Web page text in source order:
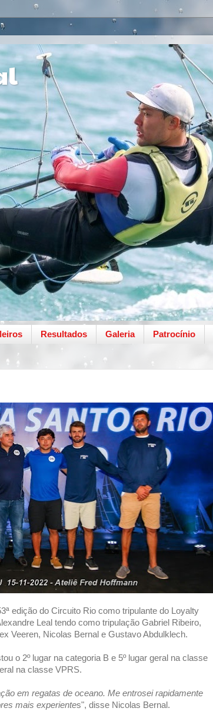
Resultados Galeria Patrocínio
edição do Circuito Rio como tripulante do Loyalty
Leal tendo como tripulação Gabriel Ribeiro,
Veeren, Nicolas Bernal e Gustavo Abdulklech.
o 2º lugar na categoria B e 5º lugar geral na classe
na classe VPRS.
em regatas de oceano. Me entrosei rapidamente
mais experientes", disse Nicolas Bernal.